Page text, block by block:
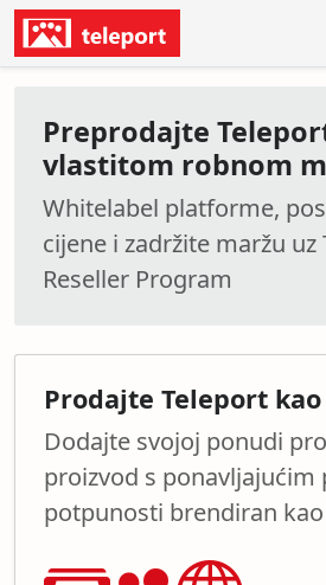
Preprodajte
vlastitom robnom
Whitelabel platforme,
cijene i zadržite maržu uz
Reseller Program
Prodajte Teleport
Dodajte svojoj ponudi
proizvod s
potpunosti brendiran kao